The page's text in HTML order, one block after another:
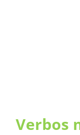
Verbos